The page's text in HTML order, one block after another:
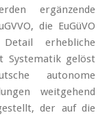
ergänzende
die EuGüVO
erhebliche
Systematik gelöst
autonome
weitgehend
der auf die